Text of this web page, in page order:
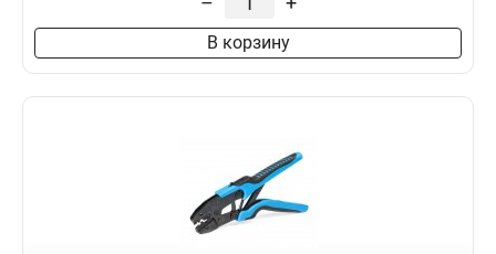
В корзину